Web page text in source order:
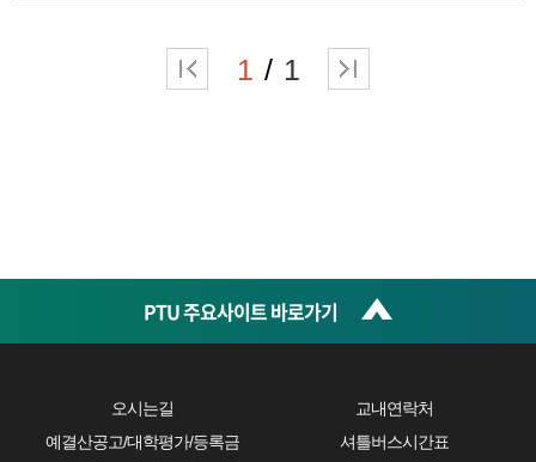
1 1
PTU 주요사이트 바로가기
오시는길
교내연락처
예결산공고/대학평가/등록금
셔틀버스시간표